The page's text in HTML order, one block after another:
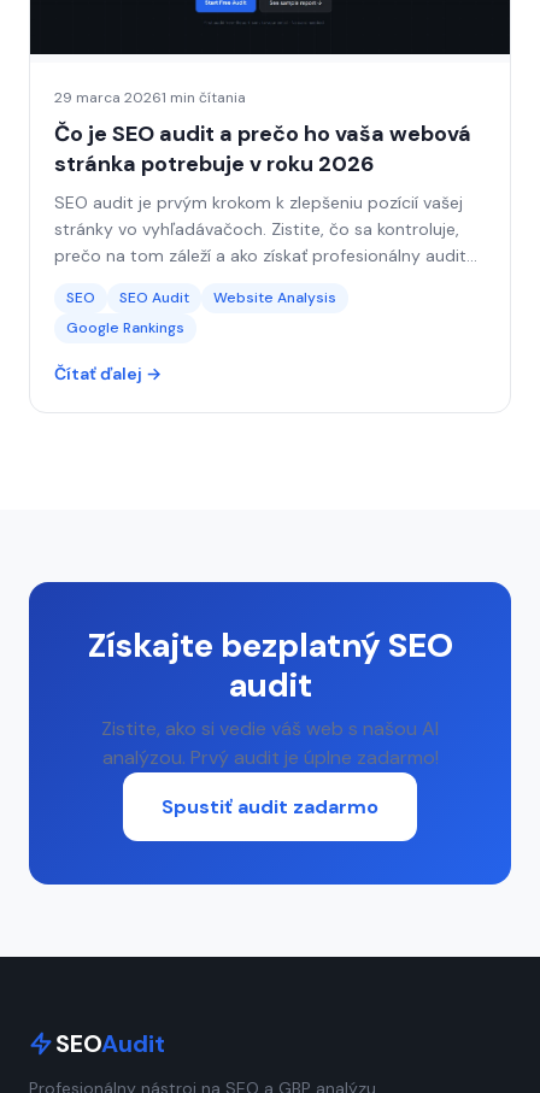
29 marca 20261 min čítania
Čo je SEO audit a prečo ho vaša webová
stránka potrebuje v roku 2026
SEO audit je prvým krokom k zlepšeniu pozícií vašej
stránky vo vyhľadávačoch. Zistite, čo sa kontroluje,
prečo na tom záleží a ako získať profesionálny audit
SEO SEO Audit
Website Analysis
Google Rankings
Čítať ďalej →
Získajte bezplatný SEO
audit
Zistite, ako si vedie váš web s našou AI
analýzou. Prvý audit je úplne zadarmo!
Spustiť audit zadarmo
SEOAudit
Profesionálny nástroj na SEO a GBP analýzu.